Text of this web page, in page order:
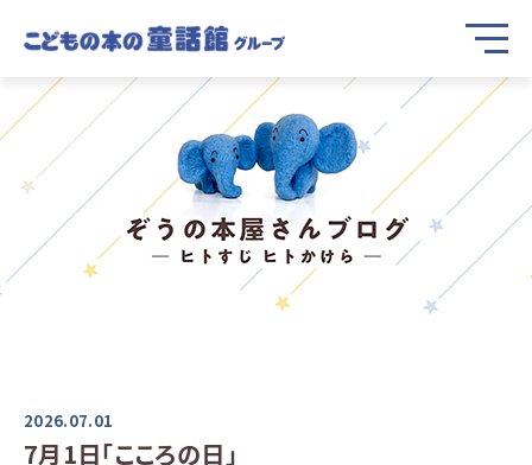
2026.07.01
7月1日「こころの日」